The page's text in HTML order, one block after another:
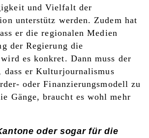
und Vielfalt der
unterstütz werden. Zudem hat
er die regionalen Medien
der Regierung die
es konkret. Dann muss der
dass er Kulturjournalismus
oder Finanzierungsmodell zu
Gänge, braucht es wohl mehr
oder sogar für die